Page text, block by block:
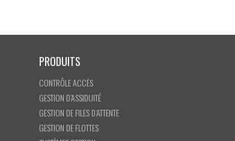
PRODUITS
CONTRÔLE ACCÈS
GESTION D’ASSIDUITÉ
GESTION DE FILES D’ATTENTE
GESTION DE FLOTTES